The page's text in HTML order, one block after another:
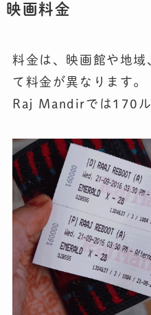
映画料金
料金は、映画館や地域
て料金が異なります。
Raj Mandirでは170ル